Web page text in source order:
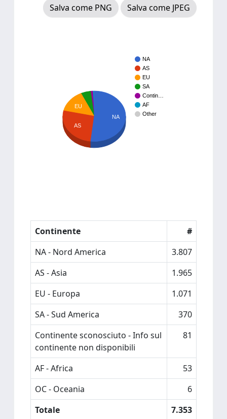
Salva come PNG
Salva come JPEG
NA
AS
EU
SA
Contin…
AF
Other
EU
AS
NA
Continente
#
NA - Nord America
3.807
AS - Asia
1.965
EU - Europa
1.071
SA - Sud America
370
Continente sconosciuto - Info sul
continente non disponibili
81
AF - Africa
53
OC - Oceania
6
Totale
7.353